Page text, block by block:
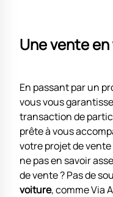
Une vente
En passant par un
vous vous
transaction de
prête à vous
votre projet de
ne pas en savoir
de vente ? Pas de
voiture, comme Via